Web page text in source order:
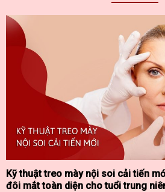
Kỹ thuật treo mày nội soi cải tiến
đôi mắt toàn diện cho tuổi trung